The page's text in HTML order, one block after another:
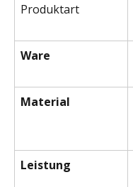
Produktart
Ware
Material
Leistung